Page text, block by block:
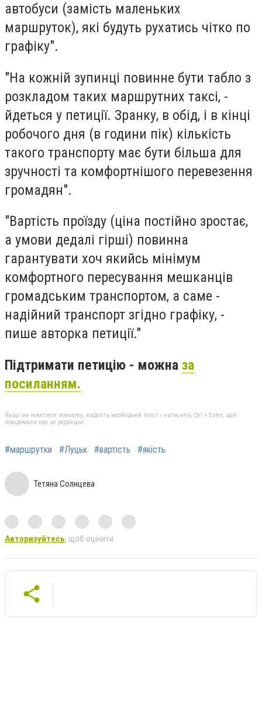
автобуси (замість маленьких
маршруток), які будуть рухатись чітко по
графіку".
"На кожній зупинці повинне бути табло з
розкладом таких маршрутних таксі, -
йдеться у петиції. Зранку, в обід, і в кінці
робочого дня (в години пік) кількість
такого транспорту має бути більша для
зручності та комфортнішого перевезення
громадян".
"Вартість проїзду (ціна постійно зростає,
а умови дедалі гірші) повинна
гарантувати хоч якийсь мінімум
комфортного пересування мешканців
громадським транспортом, а саме -
надійний транспорт згідно графіку, -
пише авторка петиції."
Підтримати петицію - можна за
посиланням.
Якщо ви помітили помилку, виділіть необхідний текст і натисніть Ctrl + Enter, щоб
повідомити про це редакцію
#маршрутки #Луцьк #вартість #якість
Тетяна Солнцева
Авторизуйтесь, щоб оцінити